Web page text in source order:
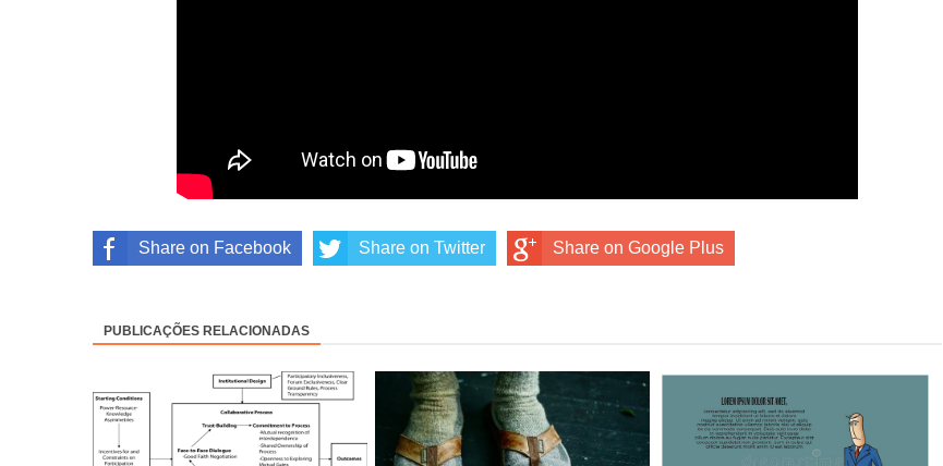
Share on Facebook Share on Twitter Share on Google Plus
PUBLICAÇÕES RELACIONADAS